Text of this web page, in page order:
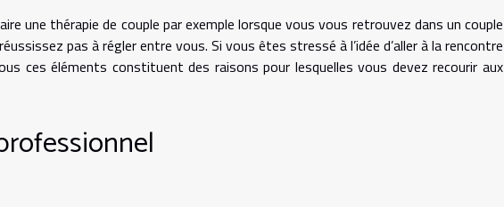
une thérapie de couple par exemple lorsque vous vous retrouvez dans un couple
pas à régler entre vous. Si vous êtes stressé à l’idée d’aller à la rencontre
ces éléments constituent des raisons pour lesquelles vous devez recourir aux